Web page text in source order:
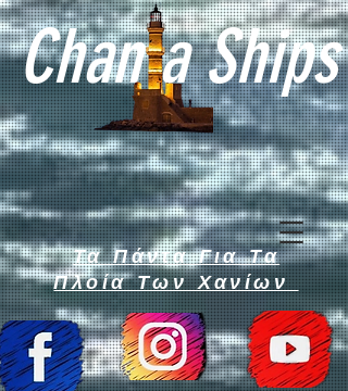
Chan a Ships
Τα Πάντα Για Τα
Πλοία Των Χανίων